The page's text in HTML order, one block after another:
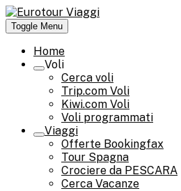
Skip
to
content
Eurotour Viaggi
Il mondo in grande stile!
Toggle Menu
Home
Voli
Cerca voli
Trip.com Voli
Kiwi.com Voli
Voli programmati
Viaggi
Offerte Bookingfax
Tour Spagna
Crociere da PESCARA
Cerca Vacanze